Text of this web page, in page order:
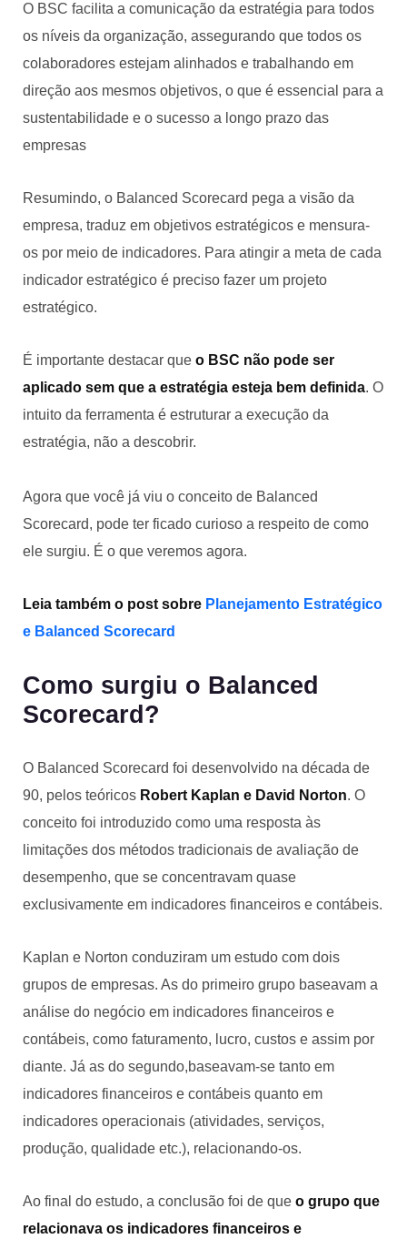
O BSC facilita a comunicação da estratégia para todos
os níveis da organização, assegurando que todos os
colaboradores estejam alinhados e trabalhando em
direção aos mesmos objetivos, o que é essencial para a
sustentabilidade e o sucesso a longo prazo das
empresas
Resumindo, o Balanced Scorecard pega a visão da
empresa, traduz em objetivos estratégicos e mensura-
os por meio de indicadores. Para atingir a meta de cada
indicador estratégico é preciso fazer um projeto
estratégico.
É importante destacar que o BSC não pode ser
aplicado sem que a estratégia esteja bem definida. O
intuito da ferramenta é estruturar a execução da
estratégia, não a descobrir. ­­
Agora que você já viu o conceito de Balanced
Scorecard, pode ter ficado curioso a respeito de como
ele surgiu. É o que veremos agora.
Leia também o post sobre Planejamento Estratégico
e Balanced Scorecard
Como surgiu o Balanced
Scorecard?
O Balanced Scorecard foi desenvolvido na década de
90, pelos teóricos Robert Kaplan e David Norton. O
conceito foi introduzido como uma resposta às
limitações dos métodos tradicionais de avaliação de
desempenho, que se concentravam quase
exclusivamente em indicadores financeiros e contábeis.
Kaplan e Norton conduziram um estudo com dois
grupos de empresas. As do primeiro grupo baseavam a
análise do negócio em indicadores financeiros e
contábeis, como faturamento, lucro, custos e assim por
diante. Já as do segundo,baseavam-se tanto em
indicadores financeiros e contábeis quanto em
indicadores operacionais (atividades, serviços,
produção, qualidade etc.), relacionando-os.
Ao final do estudo, a conclusão foi de que o grupo que
relacionava os indicadores financeiros e